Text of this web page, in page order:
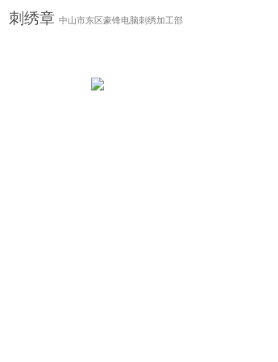
刺绣章 中山市东区豪锋电脑刺绣加工部